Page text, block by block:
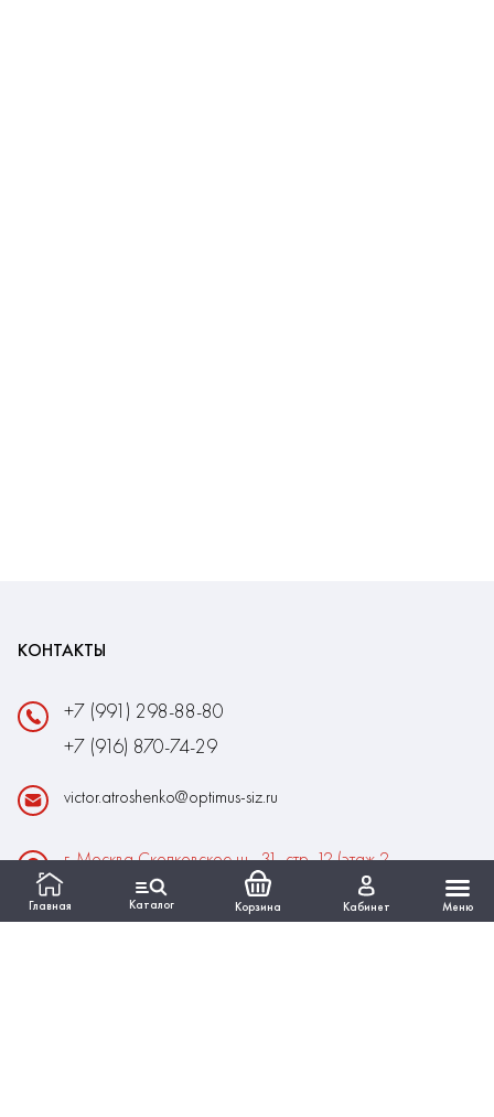
Главная Каталог Корзина Кабинет Меню
КОНТАКТЫ
+7 (991) 298-88-80
+7 (916) 870-74-29
victor.atroshenko@optimus-siz.ru
г. Москва Сколковское ш., 31, стр. 12 (этаж 2,
помещение 22)
Время работы: